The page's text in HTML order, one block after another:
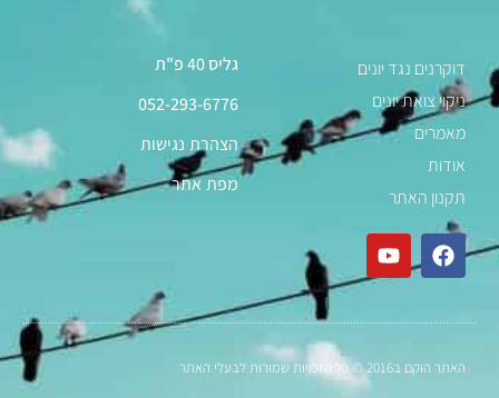
דוקרנים נגד יונים
ניקוי צואת יונים
מאמרים
אודות
תקנון האתר
גליס 40 פ"ת
052-293-6776
הצהרת נגישות
מפת אתר
האתר הוקם ב2016 © כל הזכויות שמורות לבעלי האתר